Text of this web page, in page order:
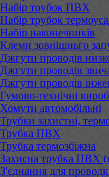
Набір трубок ПВХ
Набір трубок
Набір наконечників
Клеми зовнішньго
Джгути проводів
Джгути проводів
Джгути проводів
Гумово-технічні
Хомути автомобільні
Трубки захистні,
Трубка ПВХ
Трубка термозбіжна
Захисна трубка ПВХ
З'єднання для